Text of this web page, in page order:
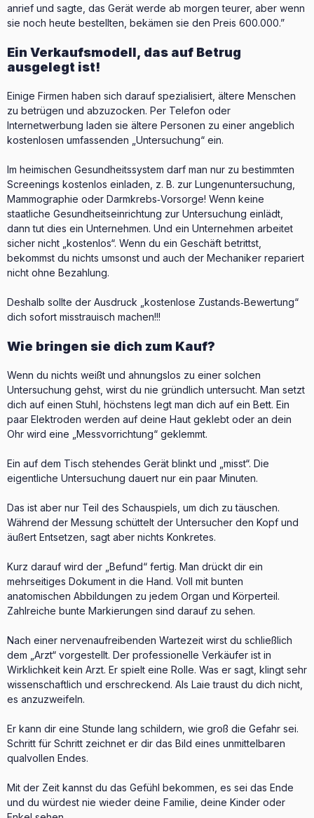
anrief und sagte, das Gerät werde ab morgen teurer, aber wenn
sie noch heute bestellten, bekämen sie den Preis 600.000.”
Ein Verkaufsmodell, das auf Betrug
ausgelegt ist!
Einige Firmen haben sich darauf spezialisiert, ältere Menschen
zu betrügen und abzuzocken. Per Telefon oder
Internetwerbung laden sie ältere Personen zu einer angeblich
kostenlosen umfassenden „Untersuchung“ ein.
Im heimischen Gesundheitssystem darf man nur zu bestimmten
Screenings kostenlos einladen, z. B. zur Lungenuntersuchung,
Mammographie oder Darmkrebs‑Vorsorge! Wenn keine
staatliche Gesundheitseinrichtung zur Untersuchung einlädt,
dann tut dies ein Unternehmen. Und ein Unternehmen arbeitet
sicher nicht „kostenlos“. Wenn du ein Geschäft betrittst,
bekommst du nichts umsonst und auch der Mechaniker repariert
nicht ohne Bezahlung.
Deshalb sollte der Ausdruck „kostenlose Zustands‑Bewertung“
dich sofort misstrauisch machen!!!
Wie bringen sie dich zum Kauf?
Wenn du nichts weißt und ahnungslos zu einer solchen
Untersuchung gehst, wirst du nie gründlich untersucht. Man setzt
dich auf einen Stuhl, höchstens legt man dich auf ein Bett. Ein
paar Elektroden werden auf deine Haut geklebt oder an dein
Ohr wird eine „Messvorrichtung“ geklemmt.
Ein auf dem Tisch stehendes Gerät blinkt und „misst“. Die
eigentliche Untersuchung dauert nur ein paar Minuten.
Das ist aber nur Teil des Schauspiels, um dich zu täuschen.
Während der Messung schüttelt der Untersucher den Kopf und
äußert Entsetzen, sagt aber nichts Konkretes.
Kurz darauf wird der „Befund“ fertig. Man drückt dir ein
mehrseitiges Dokument in die Hand. Voll mit bunten
anatomischen Abbildungen zu jedem Organ und Körperteil.
Zahlreiche bunte Markierungen sind darauf zu sehen.
Nach einer nervenaufreibenden Wartezeit wirst du schließlich
dem „Arzt“ vorgestellt. Der professionelle Verkäufer ist in
Wirklichkeit kein Arzt. Er spielt eine Rolle. Was er sagt, klingt sehr
wissenschaftlich und erschreckend. Als Laie traust du dich nicht,
es anzuzweifeln.
Er kann dir eine Stunde lang schildern, wie groß die Gefahr sei.
Schritt für Schritt zeichnet er dir das Bild eines unmittelbaren
qualvollen Endes.
Mit der Zeit kannst du das Gefühl bekommen, es sei das Ende
und du würdest nie wieder deine Familie, deine Kinder oder